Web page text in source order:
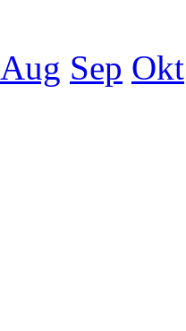
Aug Sep Okt